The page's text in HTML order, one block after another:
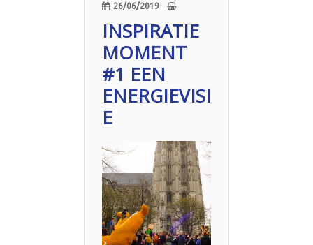
26/06/2019
INSPIRATIE
MOMENT
#1 EEN
ENERGIEVISI
E